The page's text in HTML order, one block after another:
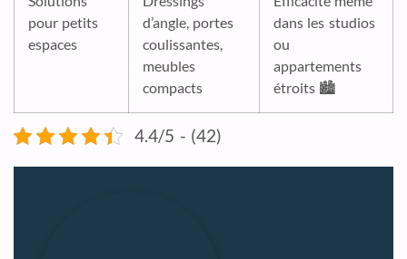
pour petits
espaces
d’angle, portes
coulissantes,
meubles
compacts
dans les studios
ou
appartements
étroits 🏙️
4.4/5 - (42)